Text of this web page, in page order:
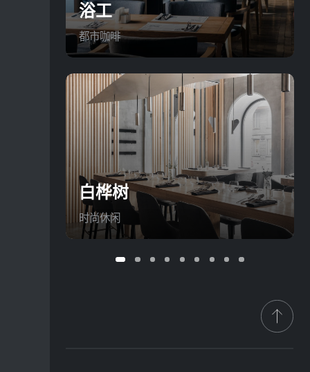
浴工
都市咖啡
白桦树
时尚休闲